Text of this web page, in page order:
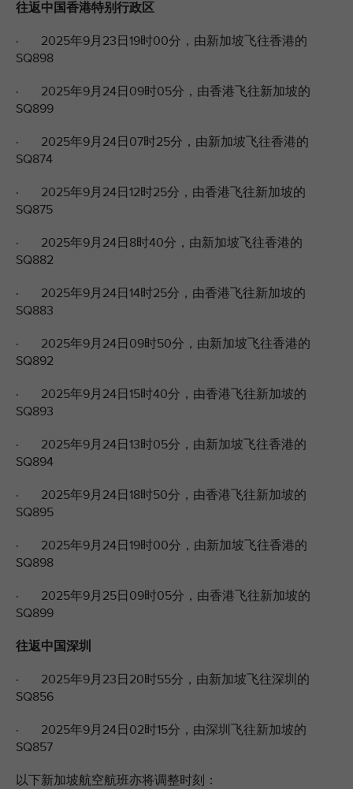
往返中国香港特别行政区
· 2025年9月23日19时00分，由新加坡飞往香港的
SQ898
· 2025年9月24日09时05分，由香港飞往新加坡的
SQ899
· 2025年9月24日07时25分，由新加坡飞往香港的
SQ874
· 2025年9月24日12时25分，由香港飞往新加坡的
SQ875
· 2025年9月24日8时40分，由新加坡飞往香港的
SQ882
· 2025年9月24日14时25分，由香港飞往新加坡的
SQ883
· 2025年9月24日09时50分，由新加坡飞往香港的
SQ892
· 2025年9月24日15时40分，由香港飞往新加坡的
SQ893
· 2025年9月24日13时05分，由新加坡飞往香港的
SQ894
· 2025年9月24日18时50分，由香港飞往新加坡的
SQ895
· 2025年9月24日19时00分，由新加坡飞往香港的
SQ898
· 2025年9月25日09时05分，由香港飞往新加坡的
SQ899
往返中国深圳
· 2025年9月23日20时55分，由新加坡飞往深圳的
SQ856
· 2025年9月24日02时15分，由深圳飞往新加坡的
SQ857
以下新加坡航空航班亦将调整时刻：